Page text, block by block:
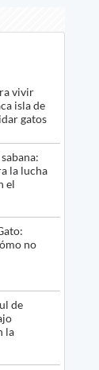
vivir
isla de
gatos
la lucha
el
no
de
la